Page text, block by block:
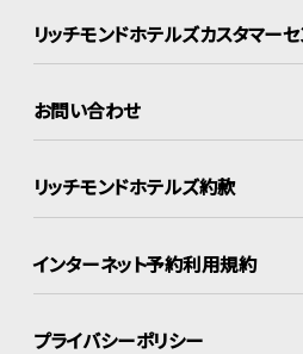
リッチモンドホテルズカスタマー
お問い合わせ
リッチモンドホテルズ約款
インターネット予約利用規約
プライバシーポリシー